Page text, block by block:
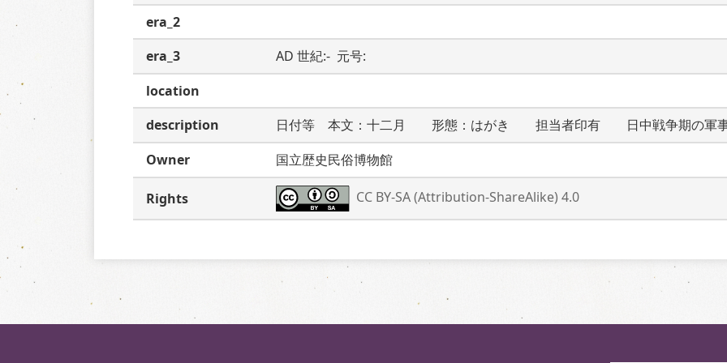
era_2
era_3
AD 世紀:-  元号:
location
description
日付等　本文：十二月　　形態：はがき　　担当者印有　　日中戦争期の軍
Owner
国立歴史民俗博物館
Rights CC BY-SA (Attribution-ShareAlike) 4.0